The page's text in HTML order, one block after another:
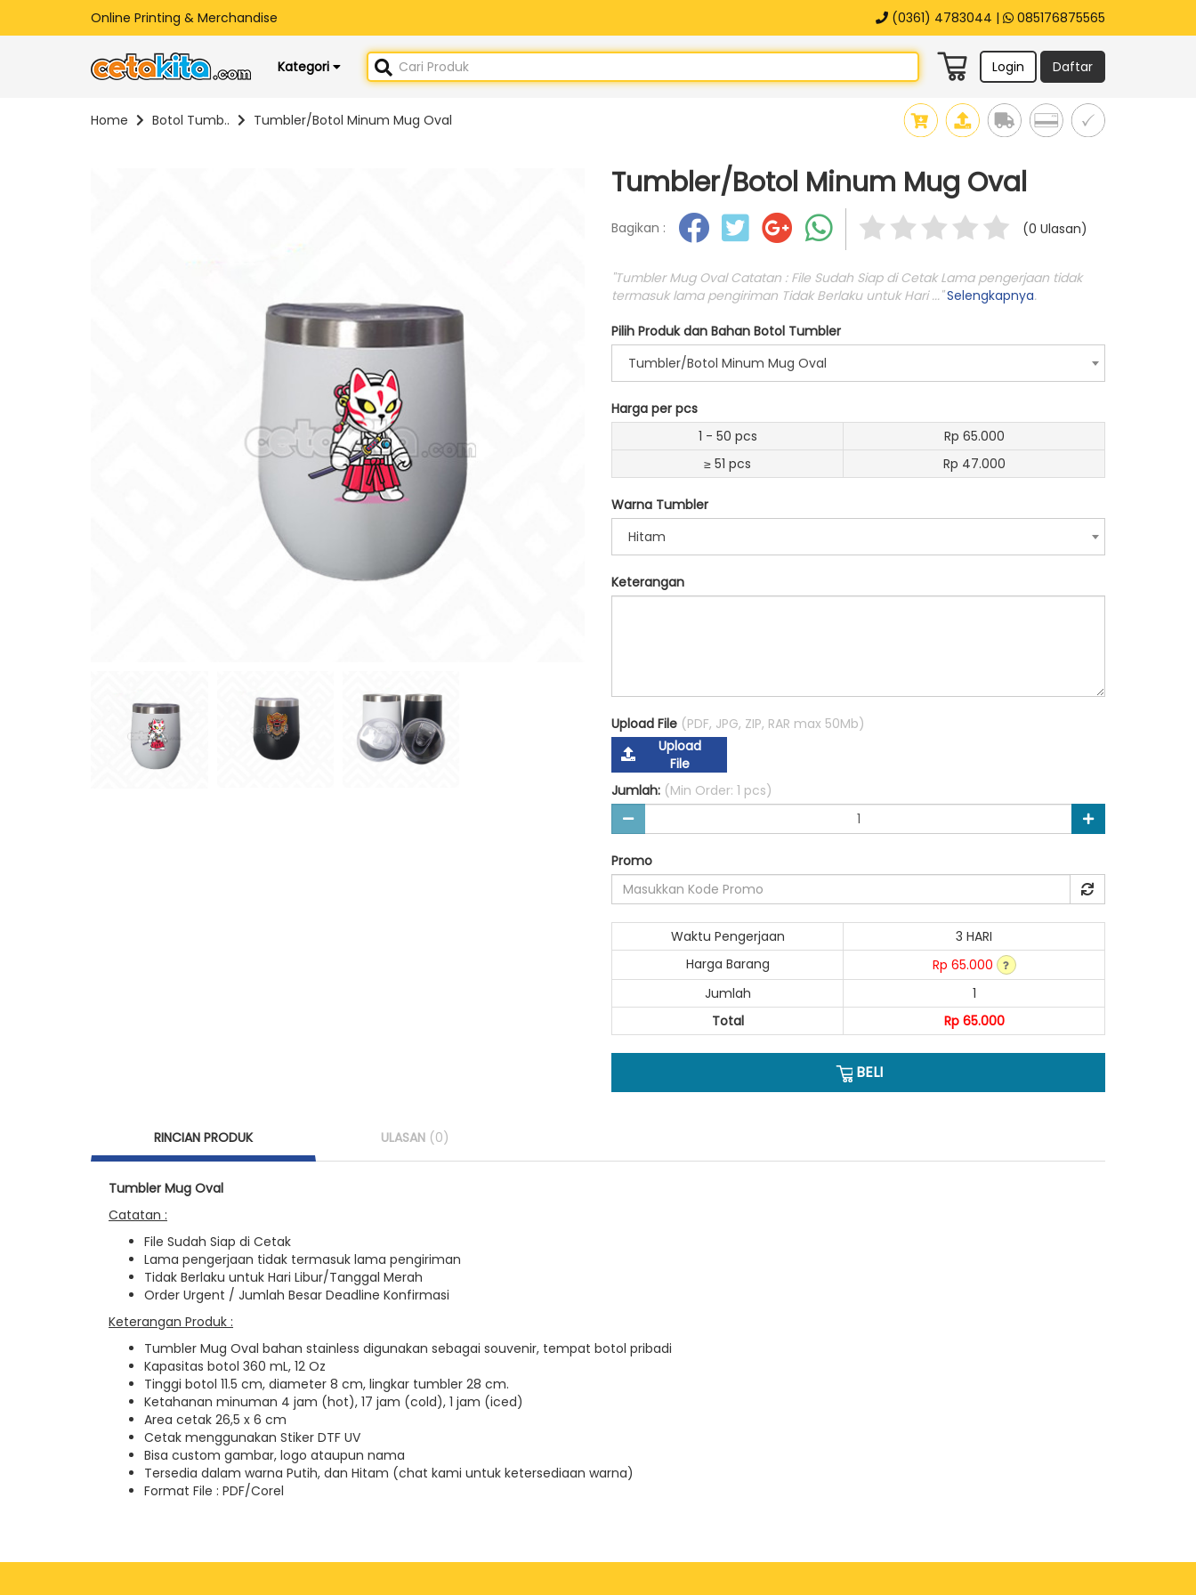
Online Printing & Merchandise (0361) 4783044 | 085176875565
Kategori Login Daftar
Home Botol Tumb.. Tumbler/Botol Minum Mug Oval
Tumbler/Botol Minum Mug Oval
Bagikan : (0 Ulasan)
"Tumbler Mug Oval Catatan : File Sudah Siap di Cetak Lama pengerjaan tidak
termasuk lama pengiriman Tidak Berlaku untuk Hari ..."Selengkapnya.
Pilih Produk dan Bahan Botol Tumbler
Tumbler/Botol Minum Mug Oval
Harga per pcs
1 - 50 pcs
Rp 65.000
≥ 51 pcs
Rp 47.000
Warna Tumbler
Hitam
Keterangan
Upload File (PDF, JPG, ZIP, RAR max 50Mb)
Upload
File
Jumlah: (Min Order: 1 pcs)
Promo
Waktu Pengerjaan
3 HARI
Harga Barang
Rp 65.000
Jumlah
1
Total
Rp 65.000
BELI
RINCIAN PRODUK ULASAN (0)
Tumbler Mug Oval
Catatan :
File Sudah Siap di Cetak
Lama pengerjaan tidak termasuk lama pengiriman
Tidak Berlaku untuk Hari Libur/Tanggal Merah
Order Urgent / Jumlah Besar Deadline Konfirmasi
Keterangan Produk :
Tumbler Mug Oval bahan stainless digunakan sebagai souvenir, tempat botol pribadi
Kapasitas botol 360 mL, 12 Oz
Tinggi botol 11.5 cm, diameter 8 cm, lingkar tumbler 28 cm.
Ketahanan minuman 4 jam (hot), 17 jam (cold), 1 jam (iced)
Area cetak 26,5 x 6 cm
Cetak menggunakan Stiker DTF UV
Bisa custom gambar, logo ataupun nama
Tersedia dalam warna Putih, dan Hitam (chat kami untuk ketersediaan warna)
Format File : PDF/Corel